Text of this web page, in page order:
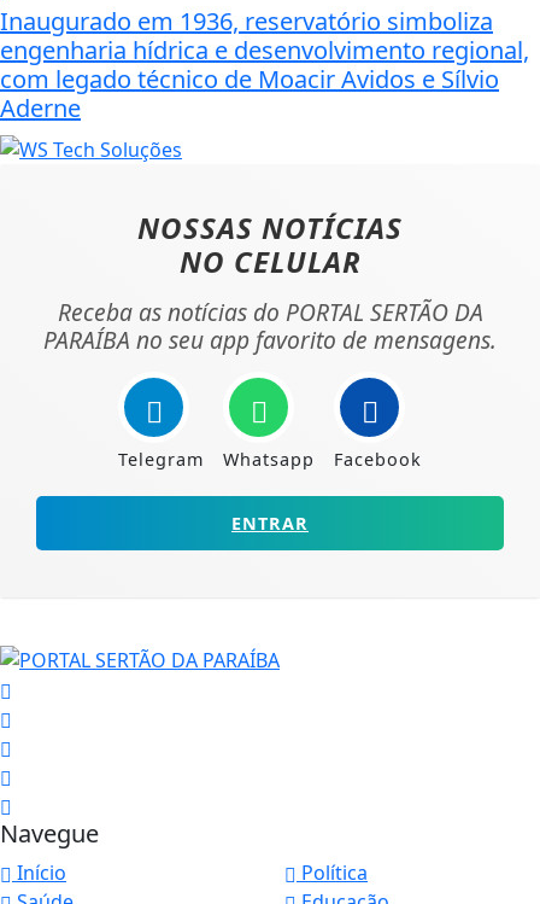
Inaugurado em 1936, reservatório simboliza
engenharia hídrica e desenvolvimento regional,
com legado técnico de Moacir Avidos e Sílvio
Aderne
NOSSAS NOTÍCIAS
NO CELULAR
Receba as notícias do PORTAL SERTÃO DA
PARAÍBA no seu app favorito de mensagens.
Telegram Whatsapp Facebook
ENTRAR
Navegue
Início
Política